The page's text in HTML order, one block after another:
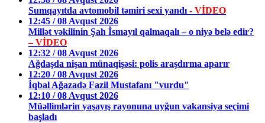
Sumqayıtda avtomobil təmiri sexi yandı - VİDEO
12:45 / 08 Avqust 2026
Millət vəkilinin Şah İsmayıl qalmaqalı – o niyə belə edir?
– VİDEO
12:32 / 08 Avqust 2026
Ağdaşda nişan münaqişəsi: polis araşdırma aparır
12:20 / 08 Avqust 2026
İqbal Ağazadə Fazil Mustafanı "vurdu"
12:10 / 08 Avqust 2026
Müəllimlərin yaşayış rayonuna uyğun vakansiya seçimi
başladı